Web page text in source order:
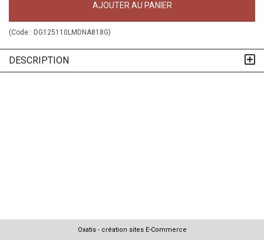
AJOUTER AU PANIER
(Code : DG125110LMDNA818G)
DESCRIPTION
Oxatis - création sites E-Commerce